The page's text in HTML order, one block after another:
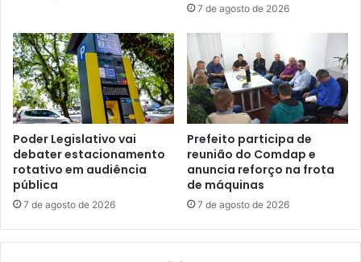
7 de agosto de 2026
Poder Legislativo vai
debater estacionamento
rotativo em audiência
pública
7 de agosto de 2026
Prefeito participa de
reunião do Comdap e
anuncia reforço na frota
de máquinas
7 de agosto de 2026